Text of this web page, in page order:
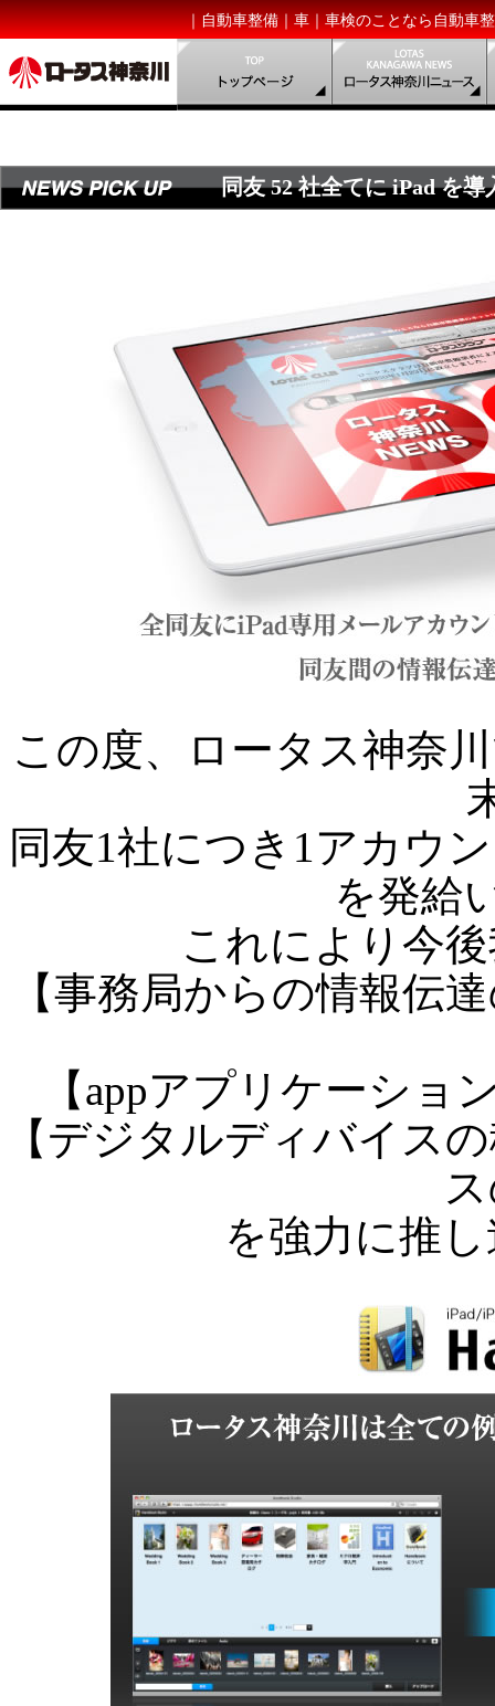
｜自動車整備｜車｜車検のことなら自動車
同友 52 社全てに iPad を
この度、ロータス神奈
同友1社につき1アカウ
を発給
これにより今
【事務局からの情報伝
【appアプリケーショ
【デジタルディバイス
を強力に推